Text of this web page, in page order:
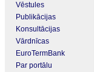
Vēstules
Publikācijas
Konsultācijas
Vārdnīcas
EuroTermBank
Par portālu